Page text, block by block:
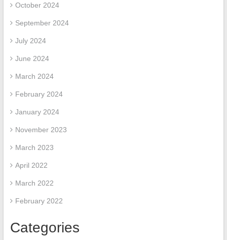
October 2024
September 2024
July 2024
June 2024
March 2024
February 2024
January 2024
November 2023
March 2023
April 2022
March 2022
February 2022
Categories